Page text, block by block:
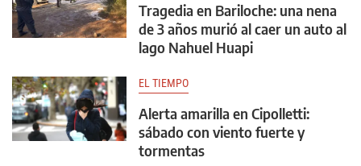
Tragedia en Bariloche: una nena
de 3 años murió al caer un auto al
lago Nahuel Huapi
EL TIEMPO
Alerta amarilla en Cipolletti:
sábado con viento fuerte y
tormentas